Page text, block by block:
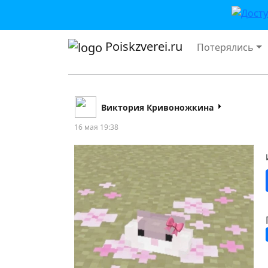
Poiskzverei.ru Потерялись
Виктория Кривоножкина
16 мая 19:38